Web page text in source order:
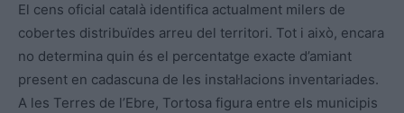
El cens oficial català identifica actualment milers de
cobertes distribuïdes arreu del territori. Tot i això, encara
no determina quin és el percentatge exacte d’amiant
present en cadascuna de les instal·lacions inventariades.
A les Terres de l’Ebre, Tortosa figura entre els municipis